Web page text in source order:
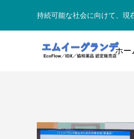
持続可能な社会に向けて、現
ホー